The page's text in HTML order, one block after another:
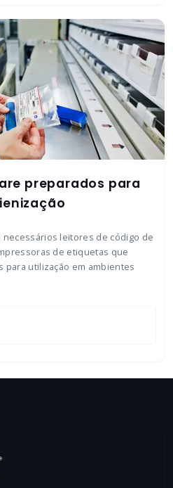
preparados para
necessários leitores de código de
de etiquetas que
utilização em ambientes